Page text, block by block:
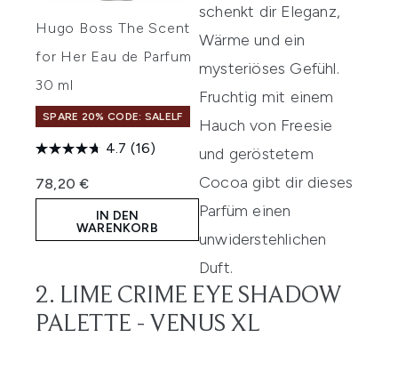
Hugo Boss The Scent
for Her Eau de Parfum
30 ml
SPARE 20% CODE: SALELF
4.7 (16)
78,20 €
IN DEN
WARENKORB
schenkt dir Eleganz,
Wärme und ein
mysteriöses Gefühl.
Fruchtig mit einem
Hauch von Freesie
und geröstetem
Cocoa gibt dir dieses
Parfüm einen
unwiderstehlichen
Duft.
2. LIME CRIME EYE SHADOW
PALETTE - VENUS XL